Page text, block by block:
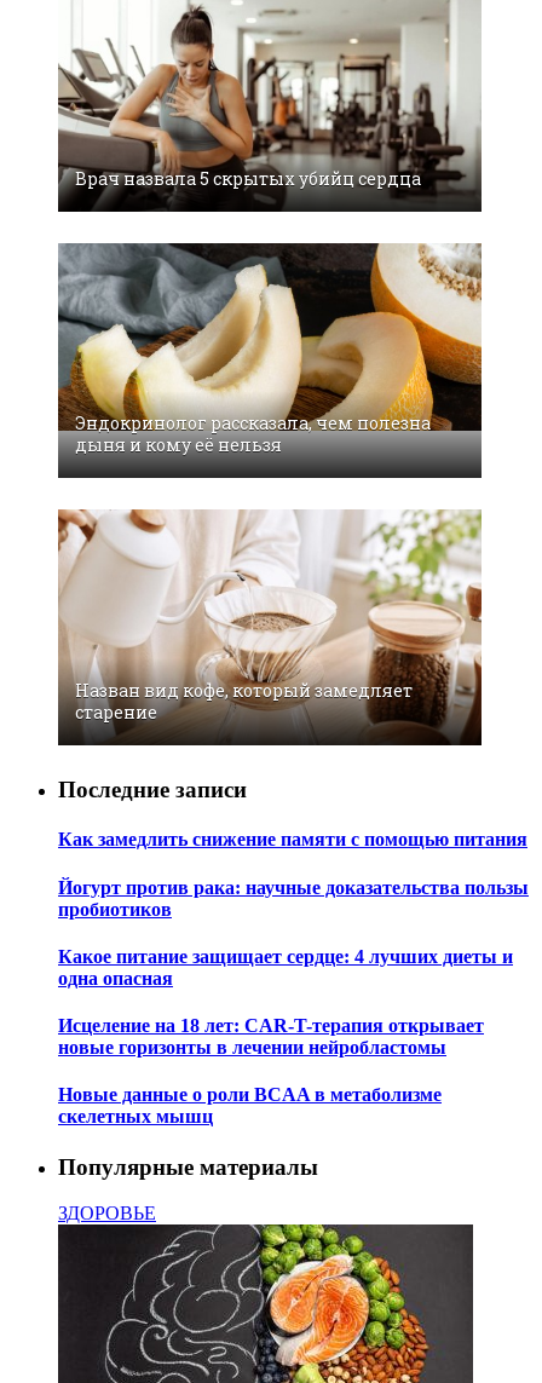
Врач назвала 5 скрытых убийц сердца
Эндокринолог рассказала, чем полезна
дыня и кому её нельзя
Назван вид кофе, который замедляет
старение
Последние записи
Как замедлить снижение памяти с помощью питания
Йогурт против рака: научные доказательства пользы
пробиотиков
Какое питание защищает сердце: 4 лучших диеты и
одна опасная
Исцеление на 18 лет: CAR-T-терапия открывает
новые горизонты в лечении нейробластомы
Новые данные о роли BCAA в метаболизме
скелетных мышц
Популярные материалы
ЗДОРОВЬЕ